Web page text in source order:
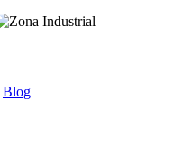
Blog